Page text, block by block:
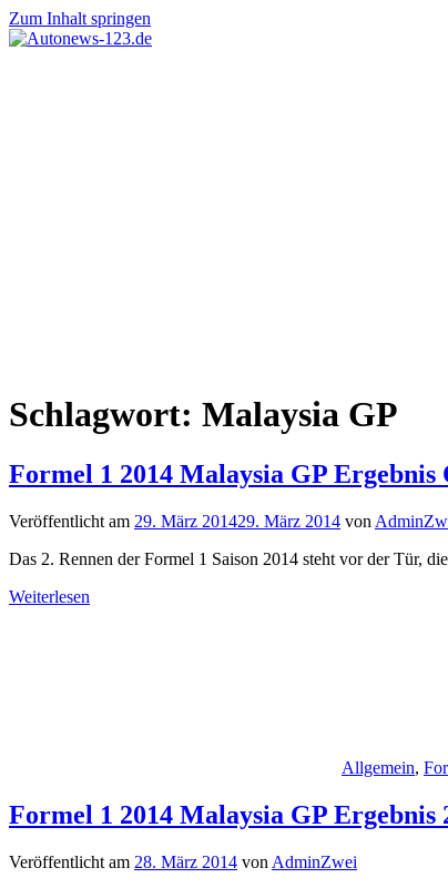
Zum Inhalt springen
Schlagwort: Malaysia GP
Formel 1 2014 Malaysia GP
Veröffentlicht am 29. März 201429. März 2014 von
Das 2. Rennen der Formel 1 Saison 2014 steht vor der Tür,
Weiterlesen
Allgemein,
Formel 1 2014 Malaysia GP Ergebnis
Veröffentlicht am 28. März 2014 von AdminZwei